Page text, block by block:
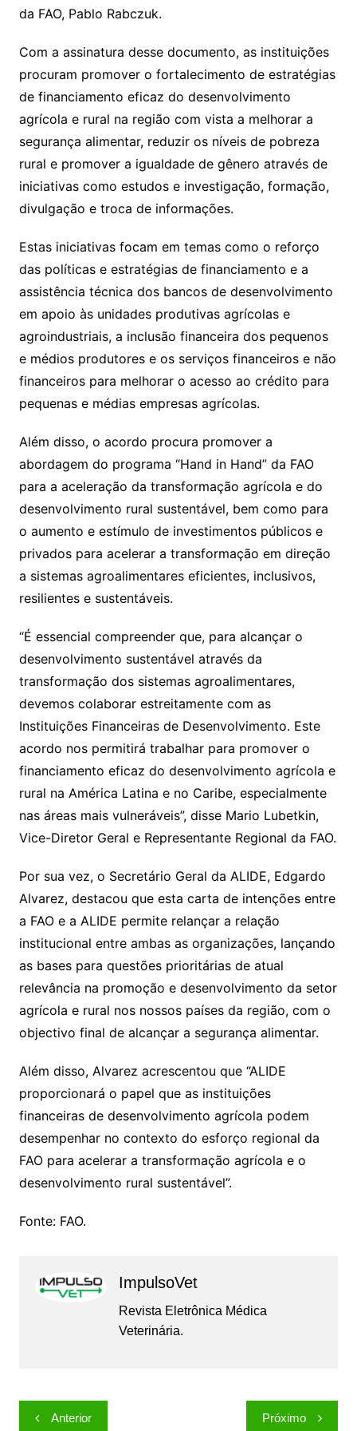
da FAO, Pablo Rabczuk.
Com a assinatura desse documento, as instituições
procuram promover o fortalecimento de estratégias
de financiamento eficaz do desenvolvimento
agrícola e rural na região com vista a melhorar a
segurança alimentar, reduzir os níveis de pobreza
rural e promover a igualdade de gênero através de
iniciativas como estudos e investigação, formação,
divulgação e troca de informações.
Estas iniciativas focam em temas como o reforço
das políticas e estratégias de financiamento e a
assistência técnica dos bancos de desenvolvimento
em apoio às unidades produtivas agrícolas e
agroindustriais, a inclusão financeira dos pequenos
e médios produtores e os serviços financeiros e não
financeiros para melhorar o acesso ao crédito para
pequenas e médias empresas agrícolas.
Além disso, o acordo procura promover a
abordagem do programa “Hand in Hand” da FAO
para a aceleração da transformação agrícola e do
desenvolvimento rural sustentável, bem como para
o aumento e estímulo de investimentos públicos e
privados para acelerar a transformação em direção
a sistemas agroalimentares eficientes, inclusivos,
resilientes e sustentáveis.
“É essencial compreender que, para alcançar o
desenvolvimento sustentável através da
transformação dos sistemas agroalimentares,
devemos colaborar estreitamente com as
Instituições Financeiras de Desenvolvimento. Este
acordo nos permitirá trabalhar para promover o
financiamento eficaz do desenvolvimento agrícola e
rural na América Latina e no Caribe, especialmente
nas áreas mais vulneráveis”, disse Mario Lubetkin,
Vice-Diretor Geral e Representante Regional da FAO.
Por sua vez, o Secretário Geral da ALIDE, Edgardo
Alvarez, destacou que esta carta de intenções entre
a FAO e a ALIDE permite relançar a relação
institucional entre ambas as organizações, lançando
as bases para questões prioritárias de atual
relevância na promoção e desenvolvimento da setor
agrícola e rural nos nossos países da região, com o
objectivo final de alcançar a segurança alimentar.
Além disso, Alvarez acrescentou que “ALIDE
proporcionará o papel que as instituições
financeiras de desenvolvimento agrícola podem
desempenhar no contexto do esforço regional da
FAO para acelerar a transformação agrícola e o
desenvolvimento rural sustentável”.
Fonte: FAO.
ImpulsoVet
Revista Eletrônica Médica
Veterinária.
Navegação
Anterior Próximo